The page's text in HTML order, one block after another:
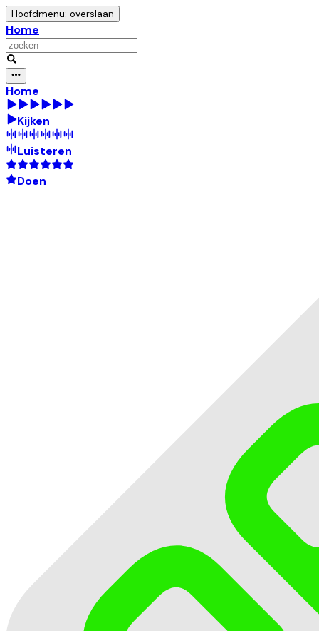
Hoofdmenu: overslaan
Home
Home
Kijken
Luisteren
Doen